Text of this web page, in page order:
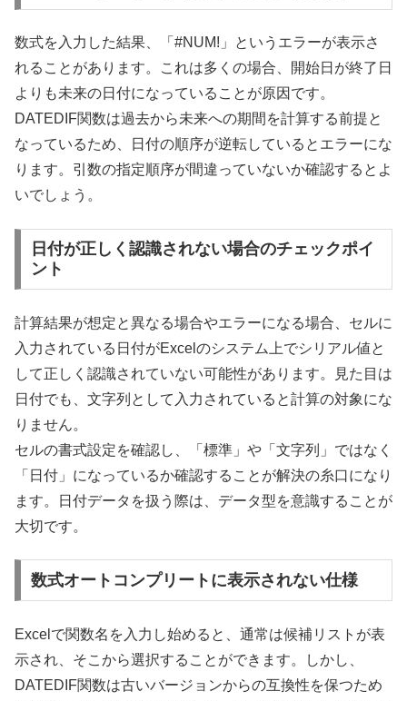
数式を入力した結果、「#NUM!」というエラーが表示さ
れることがあります。これは多くの場合、開始日が終了日
よりも未来の日付になっていることが原因です。
DATEDIF関数は過去から未来への期間を計算する前提と
なっているため、日付の順序が逆転しているとエラーにな
ります。引数の指定順序が間違っていないか確認するとよ
いでしょう。
日付が正しく認識されない場合のチェックポイ
ント
計算結果が想定と異なる場合やエラーになる場合、セルに
入力されている日付がExcelのシステム上でシリアル値と
して正しく認識されていない可能性があります。見た目は
日付でも、文字列として入力されていると計算の対象にな
りません。
セルの書式設定を確認し、「標準」や「文字列」ではなく
「日付」になっているか確認することが解決の糸口になり
ます。日付データを扱う際は、データ型を意識することが
大切です。
数式オートコンプリートに表示されない仕様
Excelで関数名を入力し始めると、通常は候補リストが表
示され、そこから選択することができます。しかし、
DATEDIF関数は古いバージョンからの互換性を保つため